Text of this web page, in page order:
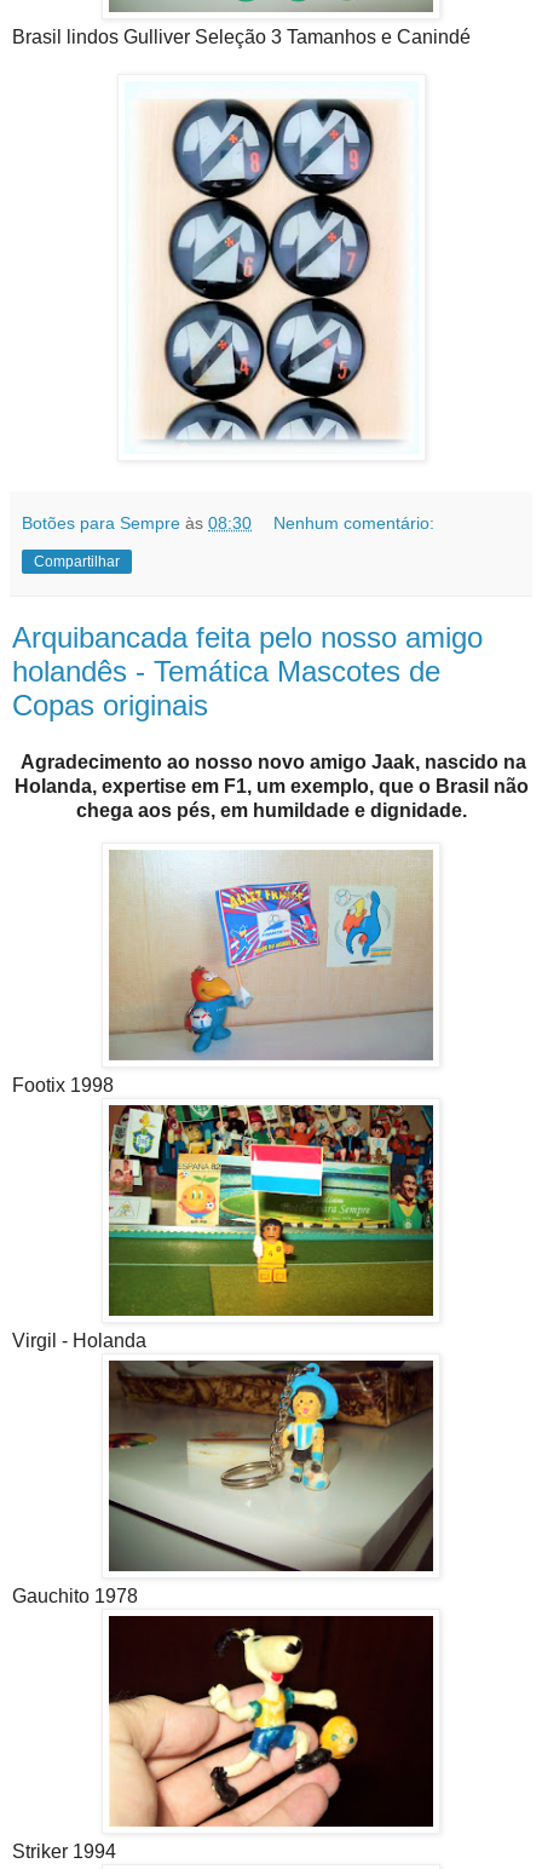
Brasil lindos Gulliver Seleção 3 Tamanhos e Canindé
Botões para Sempre às 08:30 Nenhum comentário:
Compartilhar
Arquibancada feita pelo nosso amigo
holandês - Temática Mascotes de
Copas originais
Agradecimento ao nosso novo amigo Jaak, nascido na
Holanda, expertise em F1, um exemplo, que o Brasil não
chega aos pés, em humildade e dignidade.
Footix 1998
Virgil - Holanda
Gauchito 1978
Striker 1994